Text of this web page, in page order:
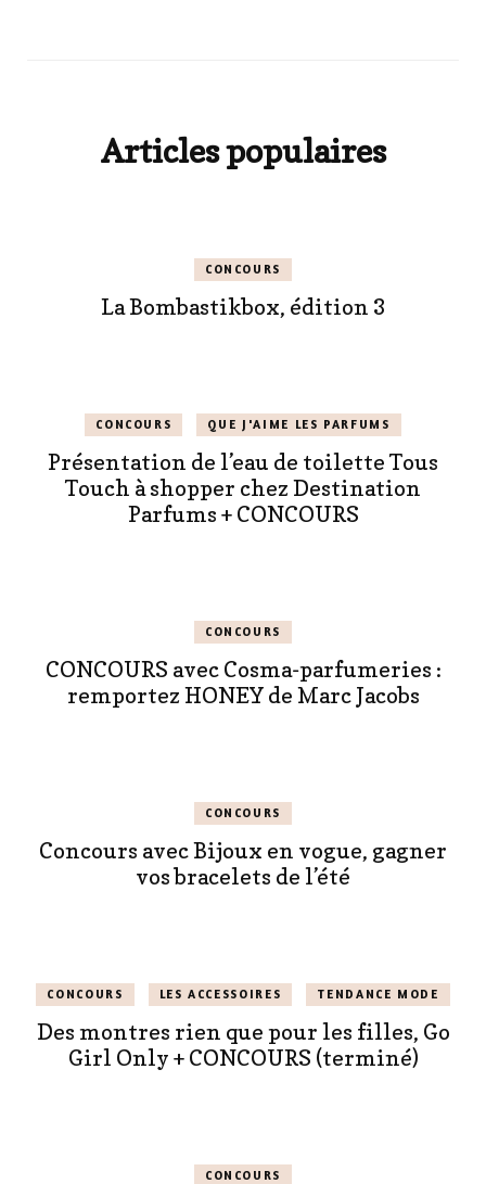
Articles populaires
CONCOURS
La Bombastikbox, édition 3
CONCOURS QUE J'AIME LES PARFUMS
Présentation de l’eau de toilette Tous
Touch à shopper chez Destination
Parfums + CONCOURS
CONCOURS
CONCOURS avec Cosma-parfumeries :
remportez HONEY de Marc Jacobs
CONCOURS
Concours avec Bijoux en vogue, gagner
vos bracelets de l’été
CONCOURS LES ACCESSOIRES TENDANCE MODE
Des montres rien que pour les filles, Go
Girl Only + CONCOURS (terminé)
CONCOURS